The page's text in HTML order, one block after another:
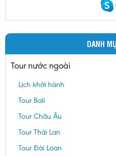
DANH
Tour nước ngoài
Lịch khởi hành
Tour Bali
Tour Châu Âu
Tour Thái Lan
Tour Đài Loan